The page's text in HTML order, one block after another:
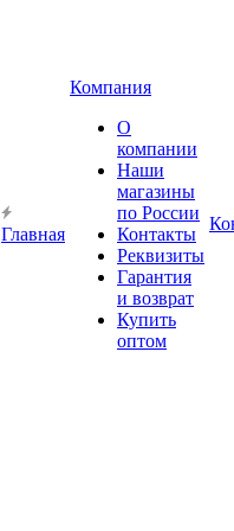
Главная
Компания
О
компании
Наши
магазины
по России
Контакты
Реквизиты
Гарантия
и возврат
Купить
оптом